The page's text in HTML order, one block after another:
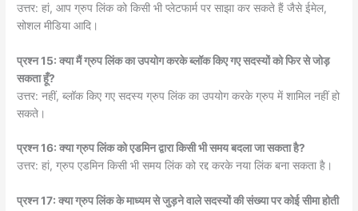
उत्तर: हां, आप ग्रुप लिंक को किसी भी प्लेटफार्म पर साझा कर सकते हैं जैसे ईमेल,
सोशल मीडिया आदि।
प्रश्न 15: क्या मैं ग्रुप लिंक का उपयोग करके ब्लॉक किए गए सदस्यों को फिर से जोड़
सकता हूँ?
उत्तर: नहीं, ब्लॉक किए गए सदस्य ग्रुप लिंक का उपयोग करके ग्रुप में शामिल नहीं हो
सकते।
प्रश्न 16: क्या ग्रुप लिंक को एडमिन द्वारा किसी भी समय बदला जा सकता है?
उत्तर: हां, ग्रुप एडमिन किसी भी समय लिंक को रद्द करके नया लिंक बना सकता है।
प्रश्न 17: क्या ग्रुप लिंक के माध्यम से जुड़ने वाले सदस्यों की संख्या पर कोई सीमा होती